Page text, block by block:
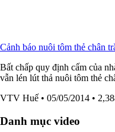
Cảnh báo nuôi tôm thẻ chân
Bất chấp quy định cấm của
vẫn lén lút thả nuôi tôm thẻ
VTV Huế • 05/05/2014 •
Danh mục video